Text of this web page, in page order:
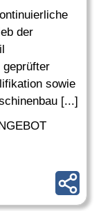
der
sowie
[...]